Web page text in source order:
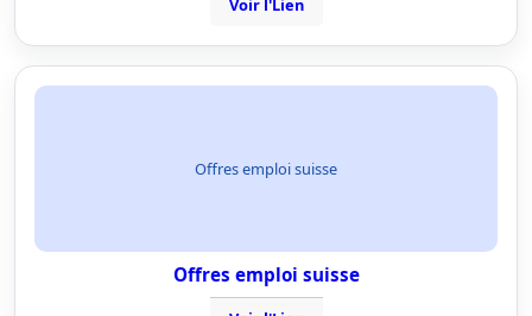
Voir l'Lien
Offres emploi suisse
Offres emploi suisse